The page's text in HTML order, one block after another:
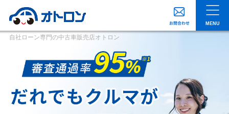
MENU
自社ローン専門の中古車販売店オトロン